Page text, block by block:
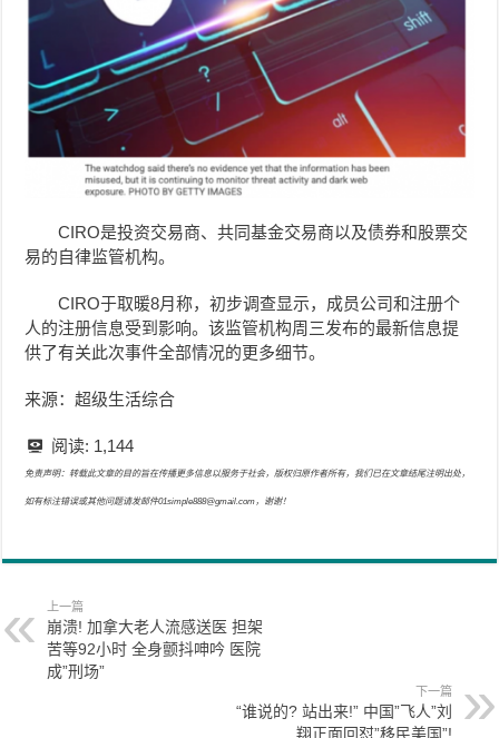
CIRO是投资交易商、共同基金交易商以及债券和股票交
易的自律监管机构。
CIRO于取暖8月称，初步调查显示，成员公司和注册个
人的注册信息受到影响。该监管机构周三发布的最新信息提
供了有关此次事件全部情况的更多细节。
来源：超级生活综合
阅读: 1,144
免责声明：转载此文章的目的旨在传播更多信息以服务于社会，版权归原作者所有，我们已在文章结尾注明出处，
如有标注错误或其他问题请发邮件01simple888@gmail.com，谢谢！
上一篇
崩溃! 加拿大老人流感送医 担架
苦等92小时 全身颤抖呻吟 医院
成”刑场”
下一篇
“谁说的? 站出来!” 中国”飞人”刘
翔正面回怼”移民美国”!